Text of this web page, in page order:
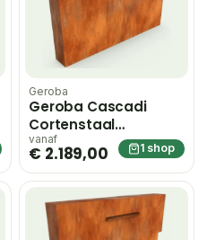
Geroba
Geroba Cascadi
Cortenstaal
Watervalelement
naast vijver 2500 x
250 x 1200 mm – bruin
vanaf
€ 2.189,00 1 shop